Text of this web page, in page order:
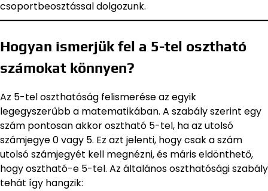
csoportbeosztással dolgozunk.
Hogyan ismerjük fel a 5-tel osztható
számokat könnyen?
Az 5-tel oszthatóság felismerése az egyik
legegyszerűbb a matematikában. A szabály szerint egy
szám pontosan akkor osztható 5-tel, ha az utolsó
számjegye 0 vagy 5. Ez azt jelenti, hogy csak a szám
utolsó számjegyét kell megnézni, és máris eldönthető,
hogy osztható-e 5-tel. Az általános oszthatósági szabály
tehát így hangzik: